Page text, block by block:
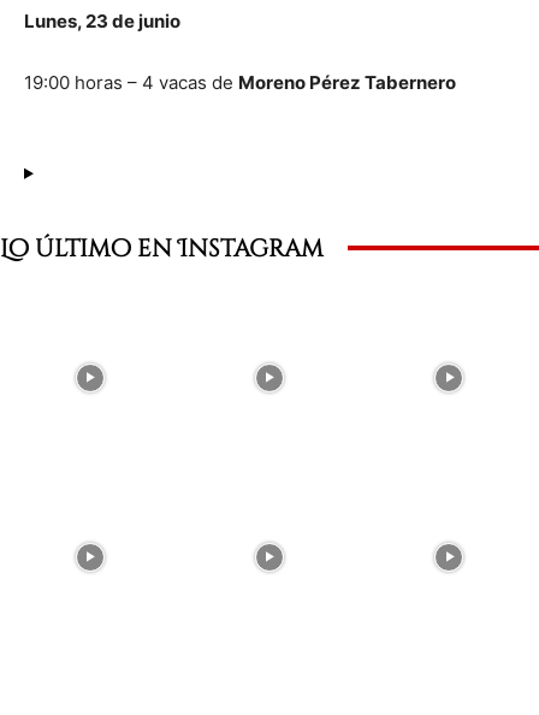
Lunes, 23 de junio
19:00 horas – 4 vacas de Moreno Pérez Tabernero
Lo último en Instagram